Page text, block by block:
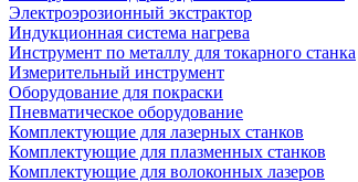
Электроэрозионный экстрактор
Индукционная система нагрева
Инструмент по металлу для токарного станка
Измерительный инструмент
Оборудование для покраски
Пневматическое оборудование
Комплектующие для лазерных станков
Комплектующие для плазменных станков
Комплектующие для волоконных лазеров